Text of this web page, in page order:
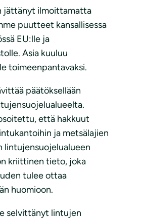
jättänyt ilmoittamatta
puutteet kansallisessa
EU:lle ja
Asia kuuluu
toimeenpantavaksi.
päätöksellään
että hakkuut
ja metsälajien
lintujensuojelualueen
kriittinen tieto, joka
tulee ottaa
huomioon.
selvittänyt lintujen